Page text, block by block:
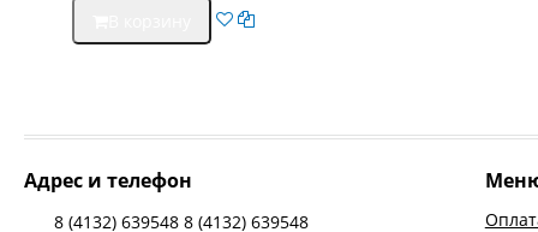
Адрес и телефон
8 (4132) 639548 8 (4132) 639548